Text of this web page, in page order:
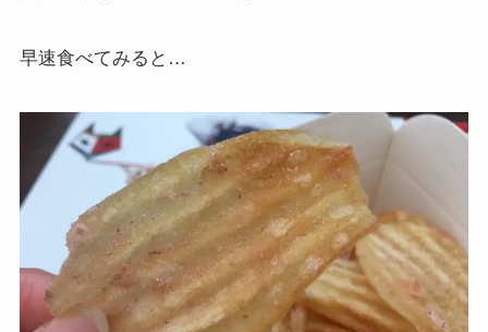
早速食べてみると…